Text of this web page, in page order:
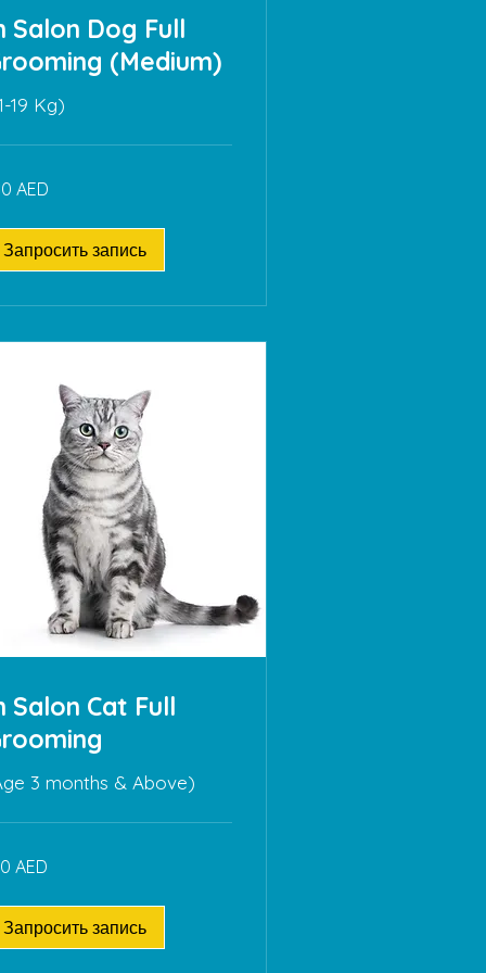
Salon Dog Full
(Medium)
19 Kg)
AED
Запросить запись
Salon Cat Full
3 months & Above)
AED
Запросить запись